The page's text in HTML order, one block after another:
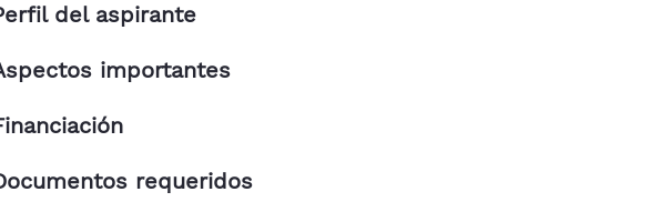
del aspirante
importantes
requeridos